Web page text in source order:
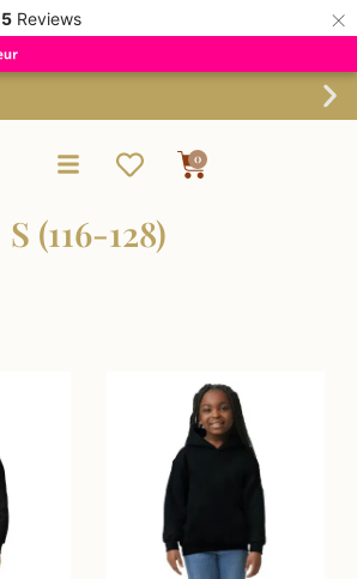
Reviews ×
€75,-
0
S (116-128)